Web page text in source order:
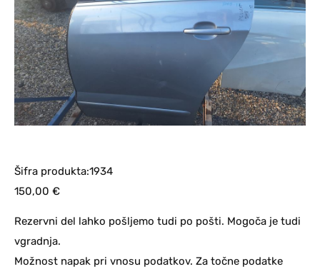
Šifra produkta:1934
150,00 €
Rezervni del lahko pošljemo tudi po pošti. Mogoča je tudi
vgradnja.
Možnost napak pri vnosu podatkov. Za točne podatke